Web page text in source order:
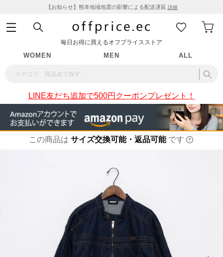
【お知らせ】熊本地域地震の影響による配送遅延 詳細
毎日お得に買えるオフプライスストア
WOMEN MEN ALL
LINE友だち追加で500円クーポンプレゼント！
この商品は サイズ交換可能・返品可能 です